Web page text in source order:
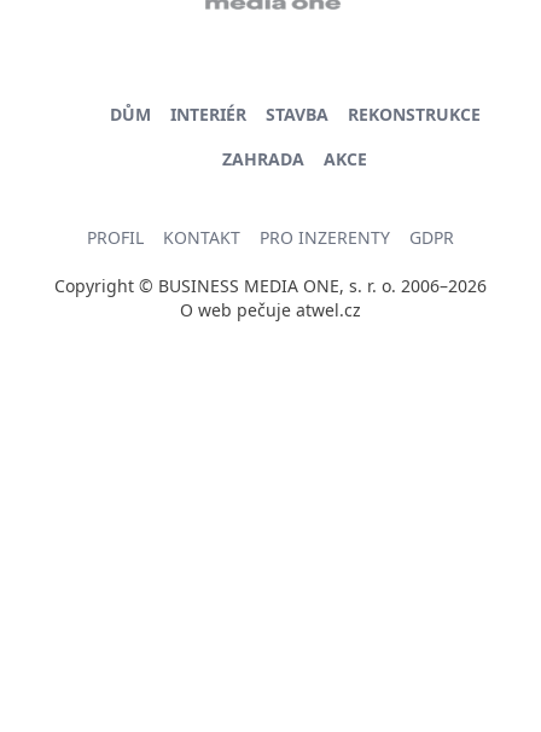
DŮM INTERIÉR STAVBA
REKONSTRUKCE
ZAHRADA
AKCE
PROFIL KONTAKT PRO INZERENTY GDPR
Copyright © BUSINESS MEDIA ONE, s. r. o. 2006–2026